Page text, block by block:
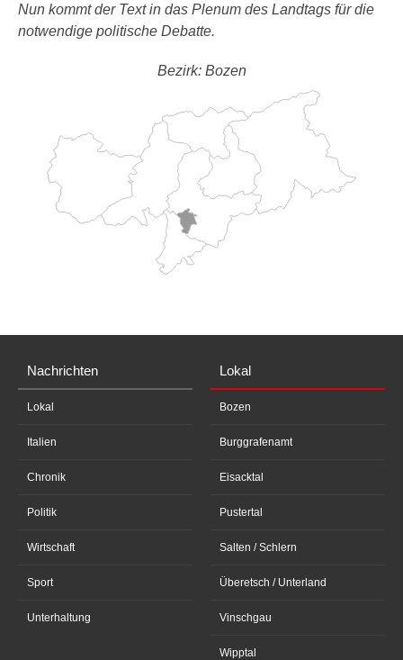
Nun kommt der Text in das Plenum des Landtags für die
notwendige politische Debatte.
Bezirk: Bozen
Nachrichten
Lokal
Italien
Chronik
Politik
Wirtschaft
Sport
Unterhaltung
Lokal
Bozen
Burggrafenamt
Eisacktal
Pustertal
Salten / Schlern
Überetsch / Unterland
Vinschgau
Wipptal